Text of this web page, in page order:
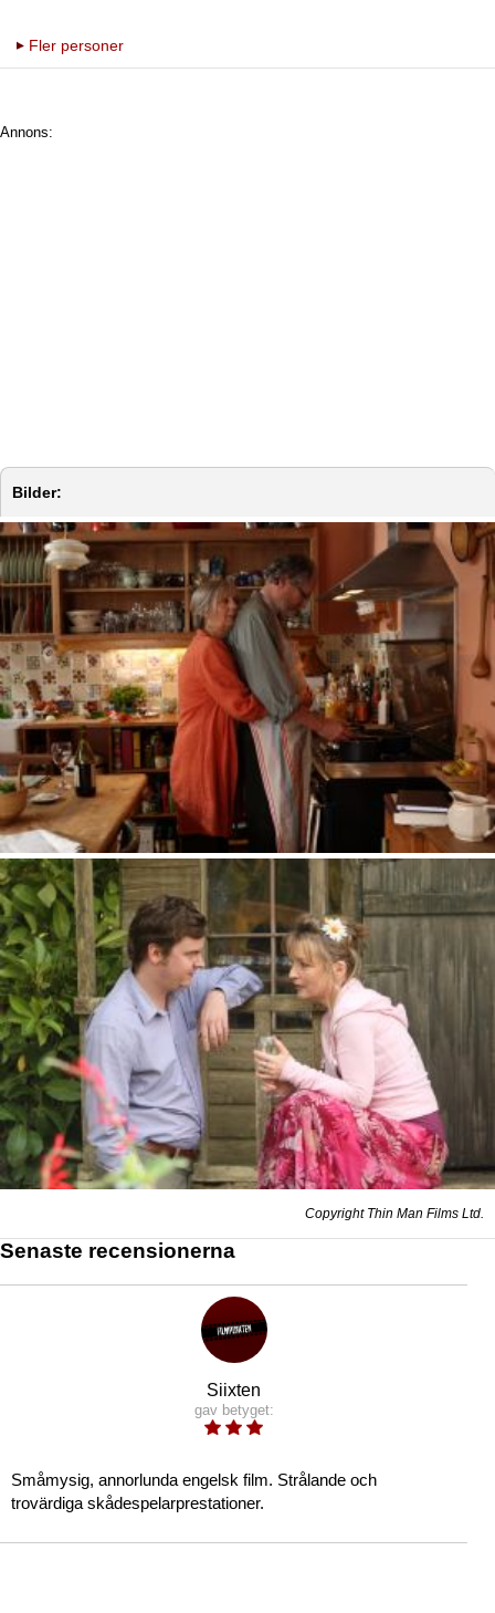
Fler personer
Annons:
Bilder:
Copyright Thin Man Films Ltd.
Senaste recensionerna
Siixten
gav betyget:
Småmysig, annorlunda engelsk film. Strålande och
trovärdiga skådespelarprestationer.